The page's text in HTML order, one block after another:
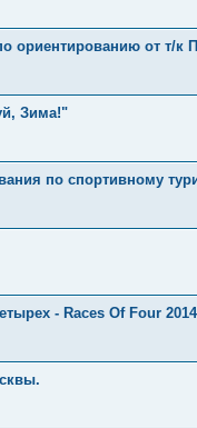
ориентированию от т/к
Зима!"
по спортивному
- Races Of Four